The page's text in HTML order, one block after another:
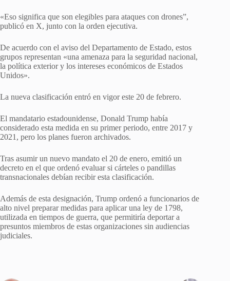
«Eso significa que son elegibles para ataques con drones”,
publicó en X, junto con la orden ejecutiva.
De acuerdo con el aviso del Departamento de Estado, estos
grupos representan «una amenaza para la seguridad nacional,
la política exterior y los intereses económicos de Estados
Unidos».
La nueva clasificación entró en vigor este 20 de febrero.
El mandatario estadounidense, Donald Trump había
considerado esta medida en su primer periodo, entre 2017 y
2021, pero los planes fueron archivados.
Tras asumir un nuevo mandato el 20 de enero, emitió un
decreto en el que ordenó evaluar si cárteles o pandillas
transnacionales debían recibir esta clasificación.
Además de esta designación, Trump ordenó a funcionarios de
alto nivel preparar medidas para aplicar una ley de 1798,
utilizada en tiempos de guerra, que permitiría deportar a
presuntos miembros de estas organizaciones sin audiencias
judiciales.